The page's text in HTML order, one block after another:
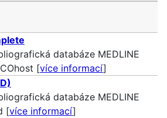
databáze MEDLINE
[více informací]
databáze MEDLINE
[více informací]